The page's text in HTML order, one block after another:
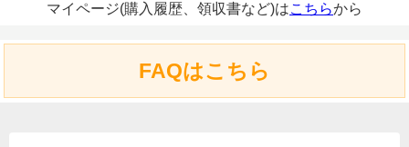
マイページ(購入履歴、領収書など)はこちらから
FAQはこちら